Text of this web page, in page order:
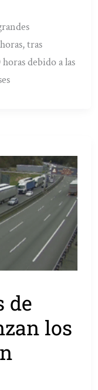
tras
debido a las
de
los